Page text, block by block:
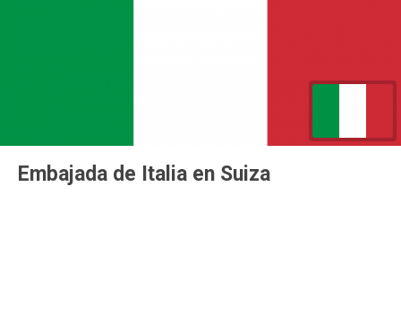
Embajada de Italia en Suiza